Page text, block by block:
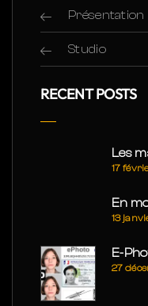
Présentation
Studio
RECENT POSTS
Les
17
En
13
E-
27